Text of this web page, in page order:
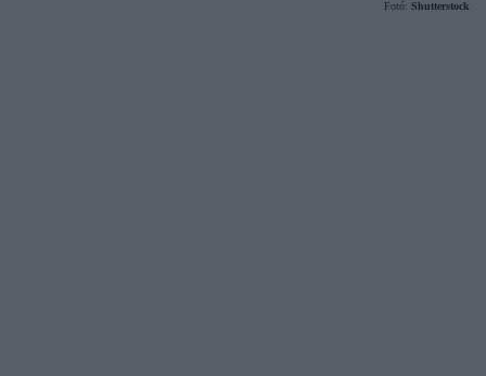
Fotó: Shutterstock